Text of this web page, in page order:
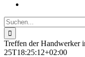
Suche
nach:
Treffen der Handwerker
25T18:25:12+02:00